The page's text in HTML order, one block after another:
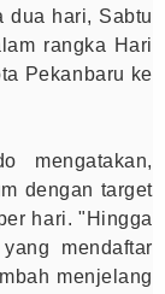
dua hari, Sabtu
rangka Hari
Pekanbaru ke
mengatakan,
dengan target
hari. "Hingga
mendaftar
menjelang